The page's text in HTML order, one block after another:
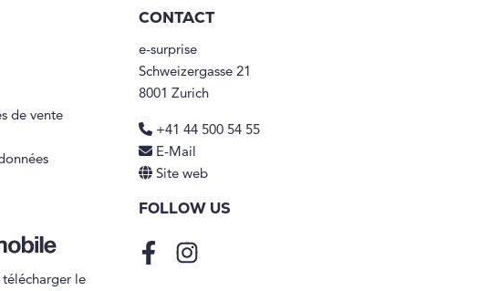
de vente
le
CONTACT
e-surprise
Schweizergasse 21
8001 Zurich
+41 44 500 54 55
E-Mail
Site web
FOLLOW US
FacebookInstagram